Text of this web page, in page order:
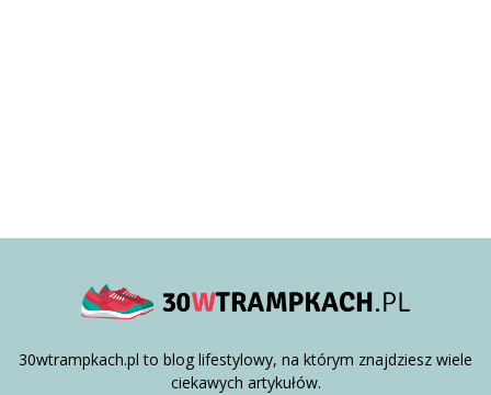
30wtrampkach.pl to blog lifestylowy, na którym znajdziesz wiele
ciekawych artykułów.